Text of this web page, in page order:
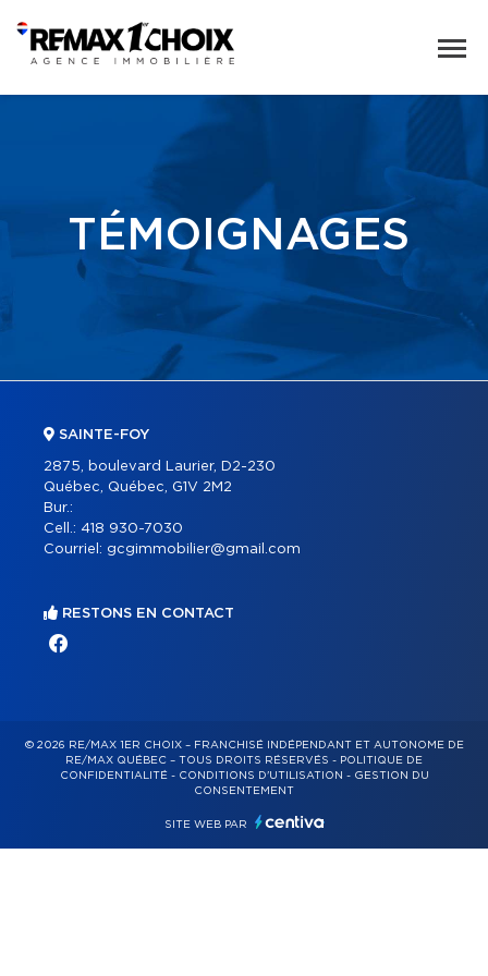
TÉMOIGNAGES
SAINTE-FOY
2875, boulevard Laurier, D2-230
Québec, Québec, G1V 2M2
Bur.:
Cell.: 418 930-7030
Courriel: gcgimmobilier@gmail.com
RESTONS EN CONTACT
© 2026 RE/MAX 1ER CHOIX – FRANCHISÉ INDÉPENDANT ET AUTONOME DE
RE/MAX QUÉBEC – TOUS DROITS RÉSERVÉS - POLITIQUE DE
CONFIDENTIALITÉ- CONDITIONS D'UTILISATION - GESTION DU
CONSENTEMENT
SITE WEB PAR